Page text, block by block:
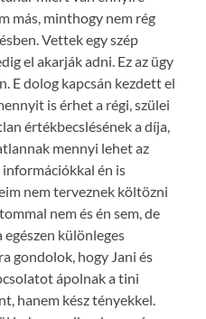
más, minthogy nem rég
Vettek egy szép
el akarják adni. Ez az ügy
E dolog kapcsán kezdett el
is érhet a régi, szülei
értékbecslésének a díja,
mennyi lehet az
én is
nem terveznek költözni
nem és én sem, de
különleges
gondolok, hogy Jani és
ápolnak a tini
hanem kész tényekkel.